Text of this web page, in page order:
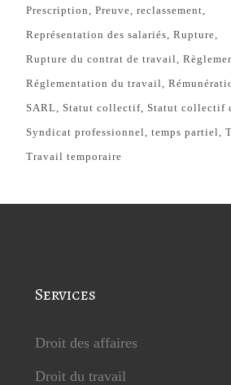
Prescription Preuve reclassement
Représentation des salariés Rupture
Rupture du contrat de travail
Réglementation du travail
SARL Statut collectif Statut collectif
Syndicat professionnel temps partiel
Travail temporaire
Services
Droit des affaires
Droit du travail